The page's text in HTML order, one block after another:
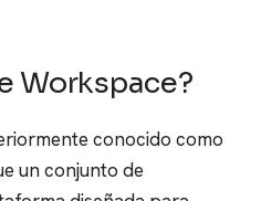
Workspace?
conocido como
un conjunto de